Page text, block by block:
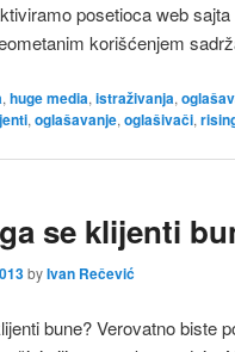
posetioca web
korišćenjem
, huge media, istraživanja,
, oglašavanje, oglašivači,
se klijenti
byIvan Rečević
bune? Verovatno biste